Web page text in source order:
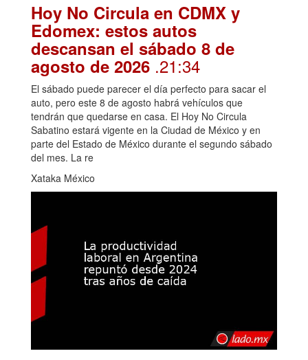
Hoy No Circula en CDMX y
Edomex: estos autos
descansan el sábado 8 de
agosto de 2026 .21:34
El sábado puede parecer el día perfecto para sacar el
auto, pero este 8 de agosto habrá vehículos que
tendrán que quedarse en casa. El Hoy No Circula
Sabatino estará vigente en la Ciudad de México y en
parte del Estado de México durante el segundo sábado
del mes. La re
Xataka México